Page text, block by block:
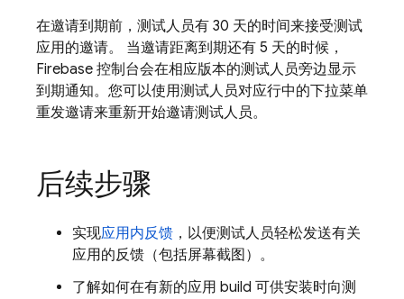
在邀请到期前，测试人员有 30 天的时间来接受测试
应用的邀请。 当邀请距离到期还有 5 天的时候，
Firebase 控制台会在相应版本的测试人员旁边显示
到期通知。您可以使用测试人员对应行中的下拉菜单
重发邀请来重新开始邀请测试人员。
后续步骤
实现应用内反馈 ，以便测试人员轻松发送有关
应用的反馈（包括屏幕截图）。
了解如何在有新的应用 build 可供安装时向测